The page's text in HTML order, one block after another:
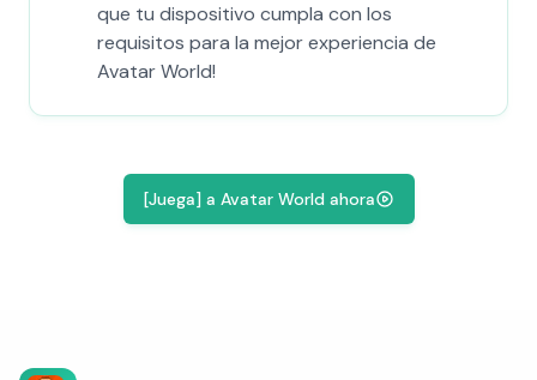
que tu dispositivo cumpla con los
requisitos para la mejor experiencia de
Avatar World!
[Juega] a Avatar World ahora